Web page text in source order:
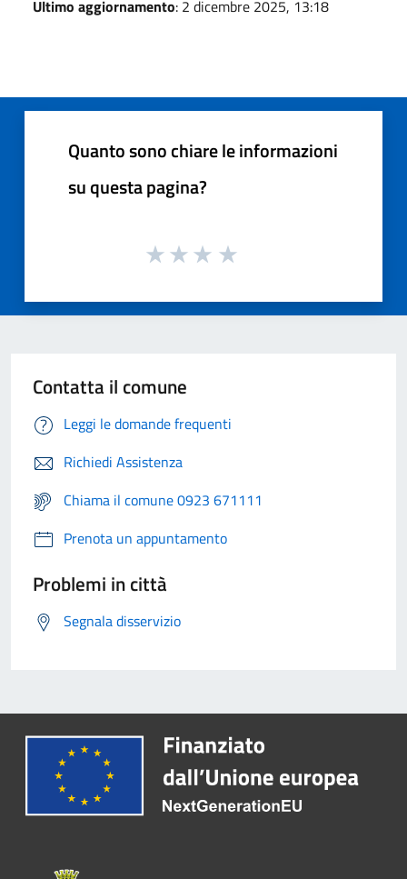
Ultimo aggiornamento: 2 dicembre 2025, 13:18
Quanto sono chiare le informazioni
su questa pagina?
Contatta il comune
Leggi le domande frequenti
Richiedi Assistenza
Chiama il comune 0923 671111
Prenota un appuntamento
Problemi in città
Segnala disservizio